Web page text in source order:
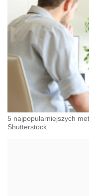
5 najpopularniejszych
Shutterstock